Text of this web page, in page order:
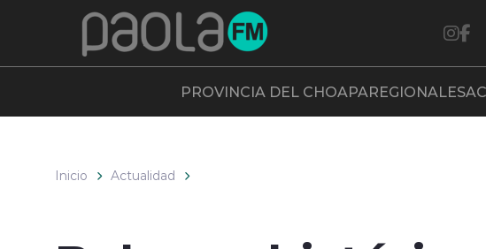
PROVINCIA DEL CHOAPAREGIONALES
Inicio Actualidad